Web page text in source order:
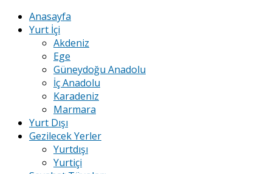
Anasayfa
Yurt İçi
Akdeniz
Ege
Güneydoğu Anadolu
İç Anadolu
Karadeniz
Marmara
Yurt Dışı
Gezilecek Yerler
Yurtdışı
Yurtiçi